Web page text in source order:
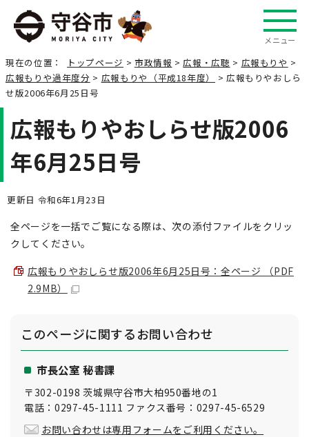
メニュー
現在の位置： トップページ > 市政情報 >広報・広聴 > 広報もりや >
広報もりや過年度分 > 広報もりや（平成18年度）
> 広報もりやおしら
せ版2006年6月25日号
広報もりやおしらせ版2006
年6月25日号
更新日 令和6年1月23日
全ページを一括でご覧になる際は、次の添付ファイルをクリッ
クしてください。
広報もりやおしらせ版2006年6月25日号：全ページ （PDF
2.9MB）
このページに関するお問い合わせ
市長公室 秘書課
〒302-0198 茨城県守谷市大柏950番地の1
電話：0297-45-1111 ファクス番号：0297-45-6529
お問い合わせは専用フォームをご利用ください。